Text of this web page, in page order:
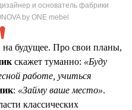
и основатель фабрики
by ONE mebel
будущее. Про свои планы,
скажет туманно: «Буду
работе, учиться
: «Займу ваше место».
классических